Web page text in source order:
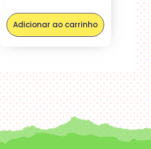
Adicionar ao carrinho